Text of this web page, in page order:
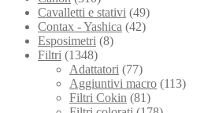
Cavalletti e stativi (49)
Contax - Yashica (42)
Esposimetri (8)
Filtri (1348)
Adattatori (77)
Aggiuntivi macro (113)
Filtri Cokin (81)